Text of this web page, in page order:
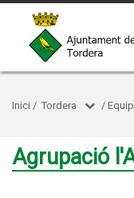
Inici / Tordera /
Agrupació